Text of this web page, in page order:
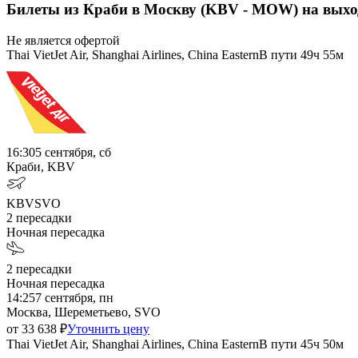
Билеты из Краби в Москву (KBV - MOW) на
Не является офертой
Thai VietJet Air, Shanghai Airlines, China EasternВ пути 49ч 55м
16:305 сентября, сб
Краби, KBV
KBVSVO
2 пересадки
Ночная пересадка
2 пересадки
Ночная пересадка
14:257 сентября, пн
Москва, Шереметьево, SVO
от 33 638 ₽Уточнить цену
Thai VietJet Air, Shanghai Airlines, China EasternВ пути 45ч 50м